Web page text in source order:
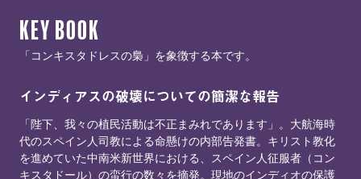
KEY BOOK
「コンキスタドレスの梟」を象徴する本です。
インディアスの破壊についての簡潔な報告
「陛下、我々の植民活動は不正まみれであります」。大航海時
代のスペイン人司教による命懸けの内部告発書。キリスト教化
を進めていた中南米新世界における、スペイン人征服者（コン
キスタドール）の蛮行の数々を摘発。現地のインディオの保護
拡がりゆく視圏 征服の修辞学 : ヨーロッパとカリブ